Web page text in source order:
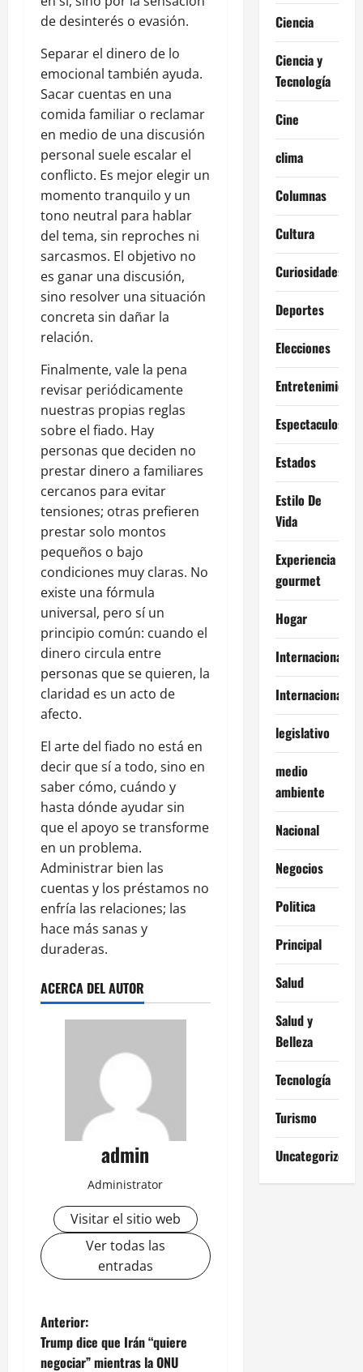
de desinterés o evasión.
Separar el dinero de lo
emocional también ayuda.
Sacar cuentas en una
comida familiar o reclamar
en medio de una discusión
personal suele escalar el
conflicto. Es mejor elegir un
momento tranquilo y un
tono neutral para hablar
del tema, sin reproches ni
sarcasmos. El objetivo no
es ganar una discusión,
sino resolver una situación
concreta sin dañar la
relación.
Finalmente, vale la pena
revisar periódicamente
nuestras propias reglas
sobre el fiado. Hay
personas que deciden no
prestar dinero a familiares
cercanos para evitar
tensiones; otras prefieren
prestar solo montos
pequeños o bajo
condiciones muy claras. No
existe una fórmula
universal, pero sí un
principio común: cuando el
dinero circula entre
personas que se quieren, la
claridad es un acto de
afecto.
El arte del fiado no está en
decir que sí a todo, sino en
saber cómo, cuándo y
hasta dónde ayudar sin
que el apoyo se transforme
en un problema.
Administrar bien las
cuentas y los préstamos no
enfría las relaciones; las
hace más sanas y
duraderas.
ACERCA DEL AUTOR
admin
Administrator
Visitar el sitio web
Ver todas las
entradas
N
a
Anterior:
Trump dice que Irán “quiere
negociar” mientras la ONU
Ciencia
Ciencia y
Tecnología
Cine
clima
Columnas
Cultura
Curiosidades
Deportes
Elecciones
Entretenimiento
Espectaculos
Estados
Estilo De
Vida
Experiencia
gourmet
Hogar
Internacional
Internacionales
legislativo
medio
ambiente
Nacional
Negocios
Politica
Principal
Salud
Salud y
Belleza
Tecnología
Turismo
Uncategorized